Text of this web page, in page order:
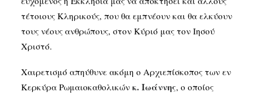
τέτοιους Κληρικούς, που θα εμπνέουν και θα ελκύουν
τους νέους ανθρώπους, στον Κύριό μας τον Ιησού
Χριστό.
Χαιρετισμό απηύθυνε ακόμη ο Αρχιεπίσκοπος των εν
Κερκύρα Ρωμαιοκαθολικών κ. Ιωάννης, ο οποίος